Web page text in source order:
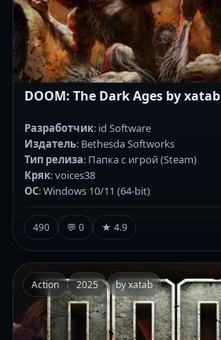
DOOM: The Dark Ages by xatab
Разработчик: id Software
Издатель: Bethesda Softworks
Тип релиза: Папка с игрой (Steam)
Кряк: voices38
ОС: Windows 10/11 (64-bit)
490 💬 0 ★ 4.9
Action 2025 by xatab